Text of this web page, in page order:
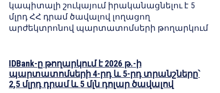
կապիտալի շուկայում իրականացնելու է 5
մլրդ ՀՀ դրամ ծավալով լողացող
արժեկտրոնով պարտատոմսերի թողարկում
IDBank-ը թողարկում է 2026 թ.-ի
պարտատոմսերի 4-րդ և 5-րդ տրանշները՝
2,5 մլրդ դրամ և 5 մլն դոլար ծավալով